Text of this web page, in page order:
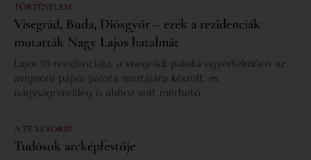
TÖRTÉNELEM
Visegrád, Buda, Diósgyőr – ezek a rezidenciák
mutatták Nagy Lajos hatalmát
Lajos fő rezidenciája, a visegrádi palota egyértelműen az
avignoni pápai palota mintájára készült, és
nagyságrendileg is ahhoz volt mérhető.
A TE SZTORID
Tudósok arcképfestője